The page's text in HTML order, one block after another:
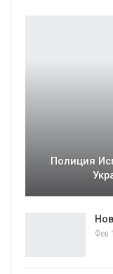
Полиция
Фев